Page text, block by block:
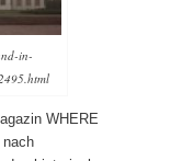
in-
WHERE